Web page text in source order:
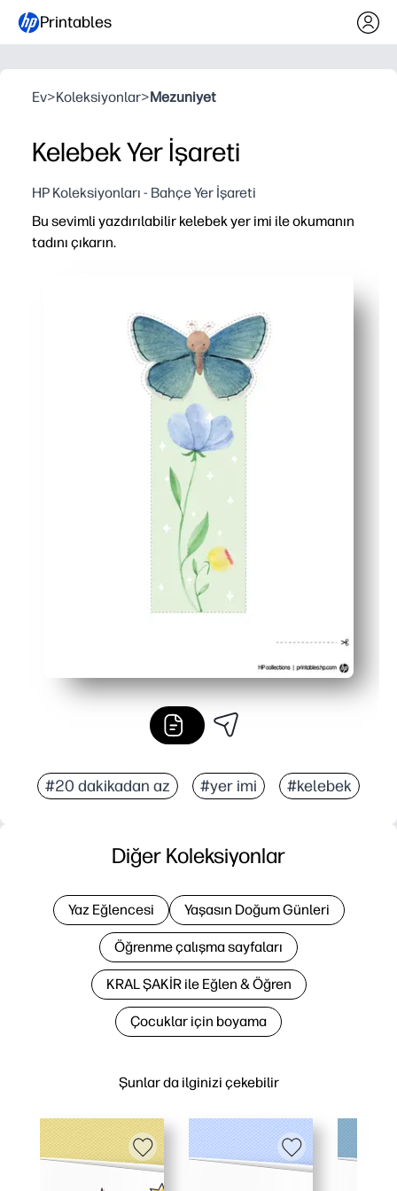
Printables
Ev>Koleksiyonlar>Mezuniyet
Kelebek Yer İşareti
HP Koleksiyonları - Bahçe Yer İşareti
Bu sevimli yazdırılabilir kelebek yer imi ile okumanın
tadını çıkarın.
#20 dakikadan az #yer imi #kelebek
Şunlar da ilginizi çekebilir
Diğer Koleksiyonlar
Yaz Eğlencesi Yaşasın Doğum Günleri
Öğrenme çalışma sayfaları
KRAL ŞAKİR ile Eğlen & Öğren
Çocuklar için boyama